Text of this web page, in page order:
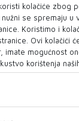
prema
razumiju
TikTok
dostupnijom.
kolačiće zbog
se spremaju
Koristimo i
Ovi kolačići
imate mogućnost
korištenja